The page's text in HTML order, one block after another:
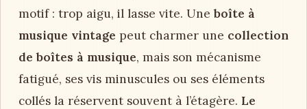
motif : trop aigu, il lasse vite. Uneboîte à
musique vintage peut charmer une collection
de boîtes à musique, mais son mécanisme
fatigué, ses vis minuscules ou ses éléments
collés la réservent souvent à l’étagère. Le